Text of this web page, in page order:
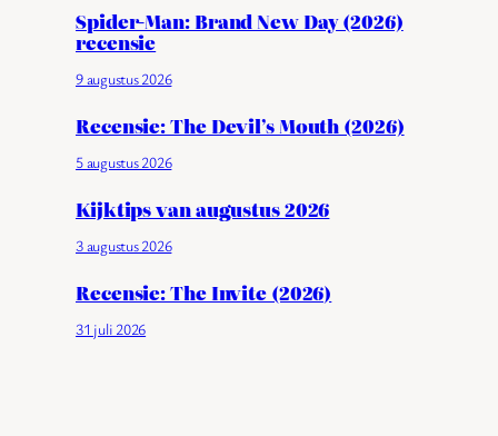
Spider-Man: Brand New Day (2026)
recensie
9 augustus 2026
Recensie: The Devil’s Mouth (2026)
5 augustus 2026
Kijktips van augustus 2026
3 augustus 2026
Recensie: The Invite (2026)
31 juli 2026